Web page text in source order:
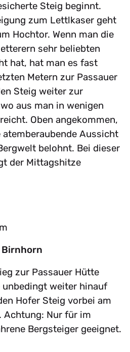
Steig beginnt.
zum Lettlkaser geht
Hochtor. Wenn man die
sehr beliebten
hat, hat man es fast
Metern zur Passauer
Steig weiter zur
aus man in wenigen
Oben angekommen,
Aussicht
belohnt. Bei dieser
der Mittagshitze
Birnhorn
zur Passauer Hütte
weiter hinauf
Hofer Steig vorbei am
Achtung: Nur für im
Bergsteiger geeignet.